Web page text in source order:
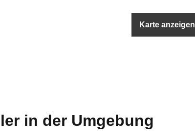
Karte anzeigen
in der Umgebung